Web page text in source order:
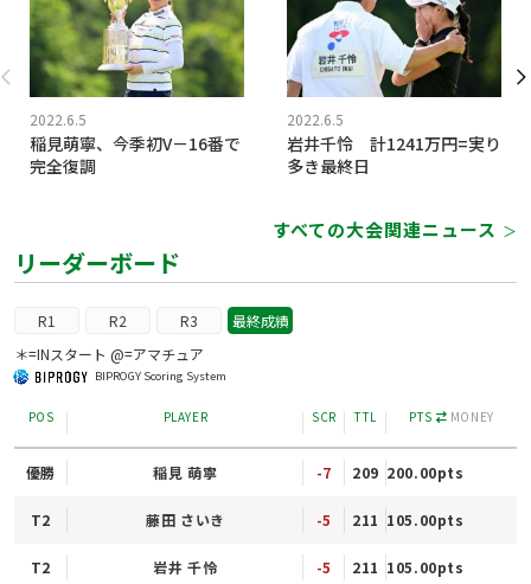
2022.6.5
稲見萌寧、今季初V－16番で
完全復調
2022.6.5
岩井千怜 計1241万円=実り
多き最終日
すべての大会関連ニュース ＞
リーダーボード
R1 R2 R3 最終成績
BIPROGY Scoring System
＊=INスタート @=アマチュア
POS PLAYER SCR TTL PTS MONEY
優勝 稲見 萌寧 -7 209 200.00pts
T2 藤田 さいき -5 211 105.00pts
T2 岩井 千怜 -5 211 105.00pts